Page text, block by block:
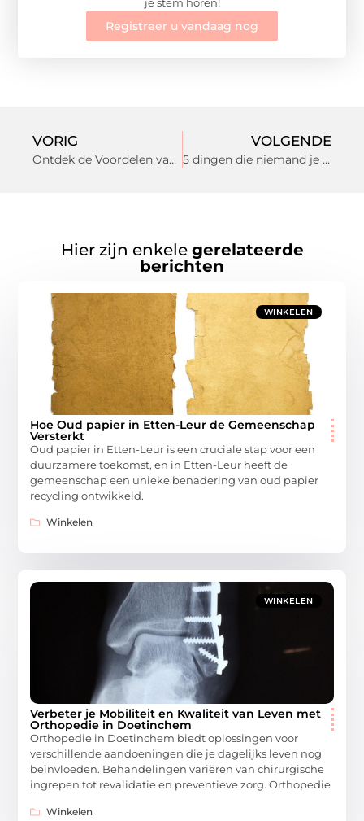
Registreer u vandaag nog
VORIG
Ontdek de Voordelen van Opticien in Sittard voor Uw Zicht
VOLGENDE
5 dingen die niemand je vertelt over het ontwikkelen van een webshop
Hier zijn enkele gerelateerde
berichten
WINKELEN
Hoe Oud papier in Etten-Leur de Gemeenschap
Versterkt
Oud papier in Etten-Leur is een cruciale stap voor een
duurzamere toekomst, en in Etten-Leur heeft de
gemeenschap een unieke benadering van oud papier
recycling ontwikkeld.
Winkelen
WINKELEN
Verbeter je Mobiliteit en Kwaliteit van Leven met
Orthopedie in Doetinchem
Orthopedie in Doetinchem biedt oplossingen voor
verschillende aandoeningen die je dagelijks leven nog
beïnvloeden. Behandelingen variëren van chirurgische
ingrepen tot revalidatie en preventieve zorg. Orthopedie
Winkelen